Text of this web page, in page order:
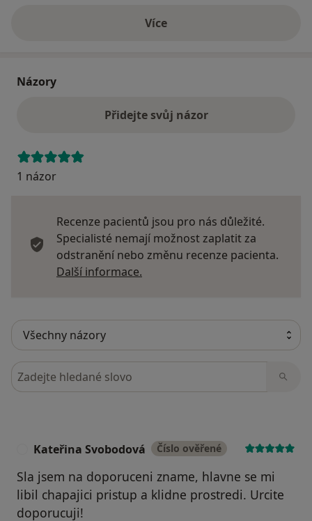
Víceo adrese
Názory
Přidejte svůj názor
1 názor
Recenze pacientů jsou pro nás důležité.
Specialisté nemají možnost zaplatit za
odstranění nebo změnu recenze pacienta.
Další informace.
Hledejte v názorech
Kateřina Svobodová Číslo ověřené
Sla jsem na doporuceni zname, hlavne se mi
libil chapajici pristup a klidne prostredi. Urcite
doporucuji!